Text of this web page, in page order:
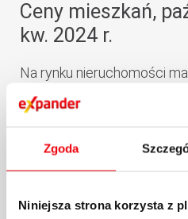
Zgoda
Niniejsza strona korzysta z
Ceny mieszkań,
kw. 2024 r.
Na rynku nieruchomości
czynienia z dość dziwną
Expandera i...
29.10.2024 /